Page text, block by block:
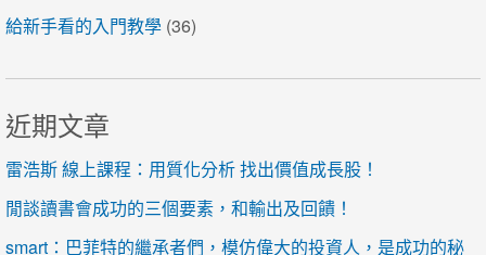
給新手看的入門教學 (36)
近期文章
雷浩斯 線上課程：用質化分析 找出價值成長股！
閒談讀書會成功的三個要素，和輸出及回饋！
smart：巴菲特的繼承者們，模仿偉大的投資人，是成功的秘